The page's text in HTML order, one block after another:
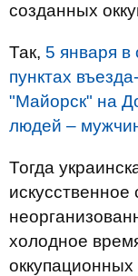
созданных
Так, 5 января в
пунктах
"Майорск" на
людей –
Тогда
холодное
оккупационных